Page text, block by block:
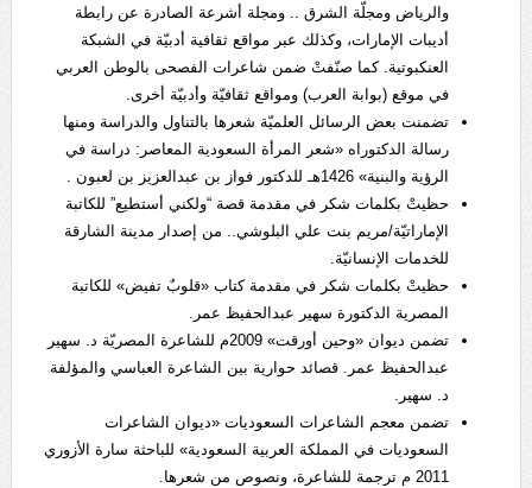
والرياض ومجلّة الشرق .. ومجلة أشرعة الصادرة عن رابطة
أديبات الإمارات، وكذلك عبر مواقع ثقافية أدبيّة في الشبكة
العنكبوتية. كما صنّفتْ ضمن شاعرات الفصحى بالوطن العربي
في موقع (بوابة العرب) ومواقع ثقافيّة وأدبيّة أخرى.
تضمنت بعض الرسائل العلميّة شعرها بالتناول والدراسة ومنها
رسالة الدكتوراه «شعر المرأة السعودية المعاصر: دراسة في
الرؤية والبنية» 1426هـ للدكتور فواز بن عبدالعزيز بن لعبون .
حظيتْ بكلمات شكر في مقدمة قصة “ولكني أستطيع” للكاتبة
الإماراتيّة/مريم بنت علي البلوشي.. من إصدار مدينة الشارقة
للخدمات الإنسانيّة.
حظيتْ بكلمات شكر في مقدمة كتاب «قلوبٌ تفيض» للكاتبة
المصرية الدكتورة سهير عبدالحفيظ عمر.
تضمن ديوان «وحين أورقت» 2009م للشاعرة المصريّة د. سهير
عبدالحفيظ عمر. قصائد حوارية بين الشاعرة العباسي والمؤلفة
د. سهير.
تضمن معجم الشاعرات السعوديات «ديوان الشاعرات
السعوديات في المملكة العربية السعودية» للباحثة سارة الأزوري
2011 م ترجمة للشاعرة، ونصوص من شعرها.